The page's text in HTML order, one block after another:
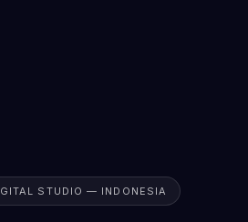
STUDIO — INDONESIA